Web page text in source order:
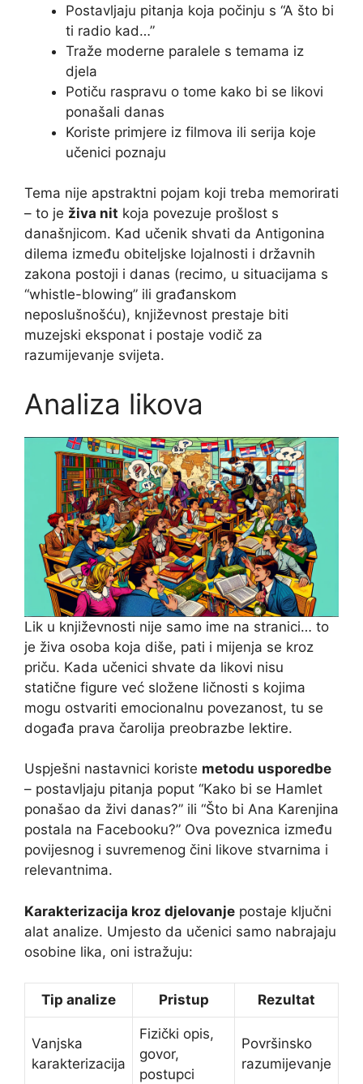
Postavljaju pitanja koja počinju s “A što bi
ti radio kad…”
Traže moderne paralele s temama iz
djela
Potiču raspravu o tome kako bi se likovi
ponašali danas
Koriste primjere iz filmova ili serija koje
učenici poznaju
Tema nije apstraktni pojam koji treba memorirati
– to je živa nit koja povezuje prošlost s
današnjicom. Kad učenik shvati da Antigonina
dilema između obiteljske lojalnosti i državnih
zakona postoji i danas (recimo, u situacijama s
“whistle-blowing” ili građanskom
neposlušnošću), književnost prestaje biti
muzejski eksponat i postaje vodič za
razumijevanje svijeta.
Analiza likova
Lik u književnosti nije samo ime na stranici… to
je živa osoba koja diše, pati i mijenja se kroz
priču. Kada učenici shvate da likovi nisu
statične figure već složene ličnosti s kojima
mogu ostvariti emocionalnu povezanost, tu se
događa prava čarolija preobrazbe lektire.
Uspješni nastavnici koriste metodu usporedbe
– postavljaju pitanja poput “Kako bi se Hamlet
ponašao da živi danas?” ili “Što bi Ana Karenjina
postala na Facebooku?” Ova poveznica između
povijesnog i suvremenog čini likove stvarnima i
relevantnima.
Karakterizacija kroz djelovanje postaje ključni
alat analize. Umjesto da učenici samo nabrajaju
osobine lika, oni istražuju:
Tip analize Pristup Rezultat
Vanjska
karakterizacija
Fizički opis,
govor,
postupci
Površinsko
razumijevanje